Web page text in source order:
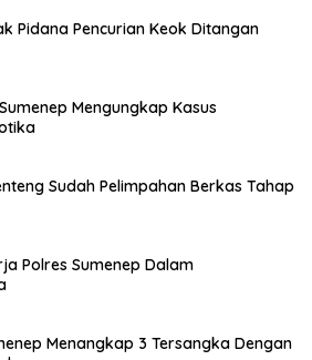
Pidana Pencurian Keok Ditangan
Mengungkap Kasus
Sudah Pelimpahan Berkas Tahap
Polres Sumenep Dalam
Menangkap 3 Tersangka Dengan